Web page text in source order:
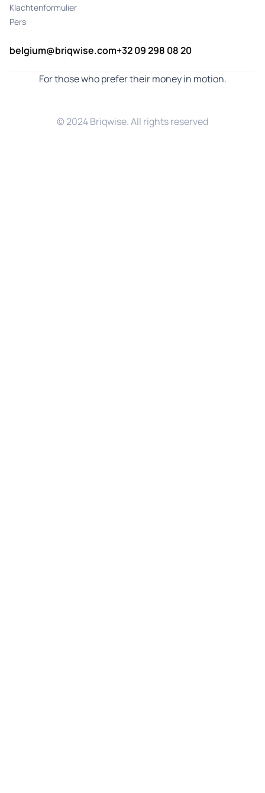
Klachtenformulier
Pers
belgium@briqwise.com+32 09 298 08 20
For those who prefer their money in motion.
© 2024 Briqwise. All rights reserved